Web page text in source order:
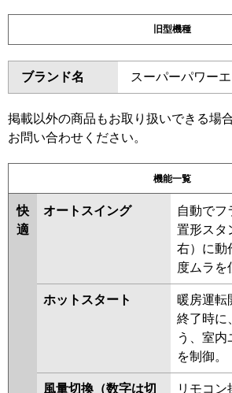
ダイキン SZRV224CM
東芝 GFSC22414BU
三菱電機 PSZT-
日立 RPV-GP224RSHG3
三菱重工
PA-P224B7HTC
P224B7HTNC
旧型機種
ダイキン SZRV224BAM
SZZV224CLM
SZZV224CJM
東芝 RFSC22433BU
AFSC22467B
三菱電機
ERMP224K4
PSZT-
ERMP224KZ
PSZT-ERP224KV
ERP224KR
RPV-
GP224RSHG1
RPV-
AP224SHG7
ブランド名 スーパーパワー
掲載以外の商品もお取り扱いできる場
お問い合わせください。
機能一覧
快
適
オートスイング
自動でフ
置形スタ
右）に動
度ムラを
ホットスタート
暖房運転
終了時に
う、室
を制御。
風量切換（数字は切 リモコン